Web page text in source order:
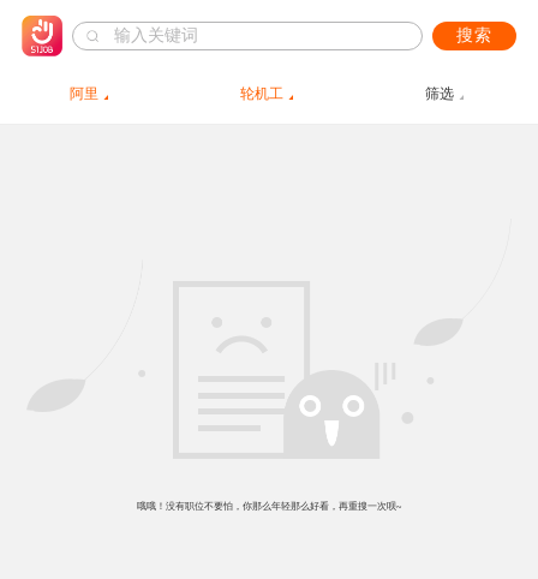
搜索
阿里 轮机工 筛选
哦哦！没有职位不要怕，你那么年轻那么好看，再重搜一次呗~